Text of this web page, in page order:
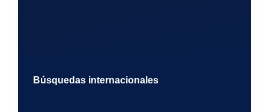
Búsquedas internacionales